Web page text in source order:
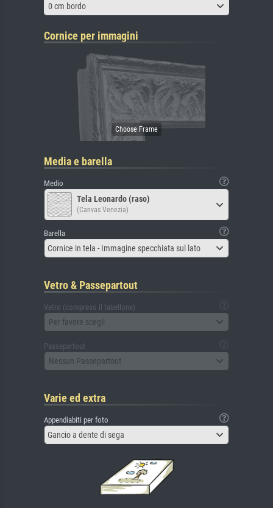
0 cm bordo
Cornice per immagini
Media e barella
Medio
Tela Leonardo (raso)
(Canvas Venezia)
Barella
Cornice in tela - Immagine specchiata sul lato
Vetro & Passepartout
Vetro (compreso il tabellone)
Per favore scegli
Passepartout
Nessun Passepartout
Varie ed extra
Appendiabiti per foto
Gancio a dente di sega